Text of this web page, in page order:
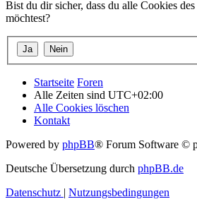
Bist du dir sicher, dass du alle Cookies
möchtest?
Startseite Foren
Alle Zeiten sind UTC+02:00
Alle Cookies löschen
Kontakt
Powered by phpBB® Forum Software ©
Deutsche Übersetzung durch phpBB.de
Datenschutz | Nutzungsbedingungen